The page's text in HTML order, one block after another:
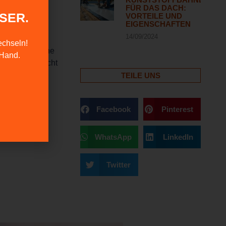
spielt eine
Tageslicht
Mit
FÜR DAS DACH:
VORTEILE UND
EIGENSCHAFTEN
14/09/2024
TEILE UNS
Facebook Pinterest
WhatsApp LinkedIn
Twitter